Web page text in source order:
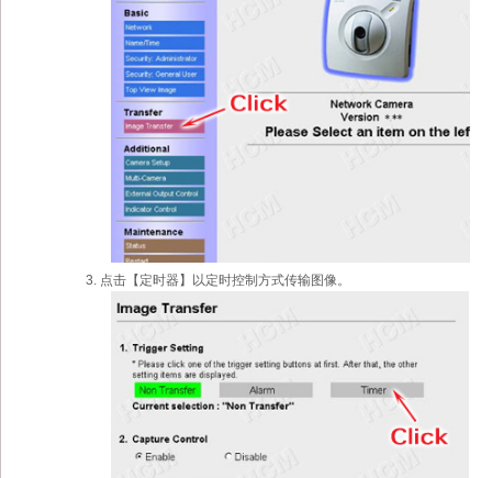
点击【定时器】以定时控制方式传输图像。